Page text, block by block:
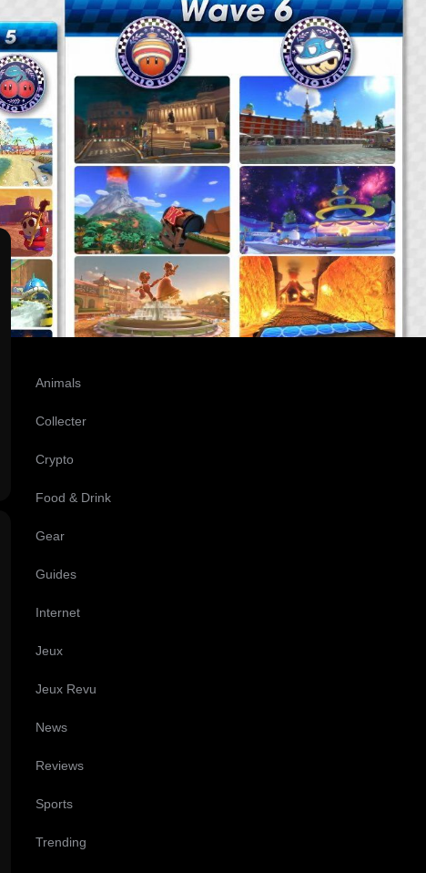
Animals
Collecter
Crypto
Food & Drink
Gear
Guides
Internet
Jeux
Jeux Revu
News
Reviews
Sports
Trending